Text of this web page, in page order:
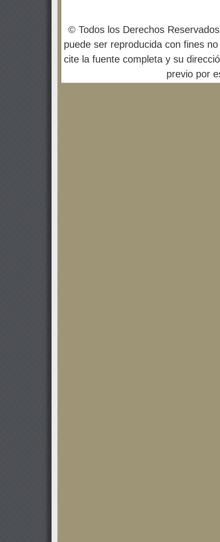
© Todos los Derechos
puede ser reproducida con fines
cite la fuente completa y su
previo por